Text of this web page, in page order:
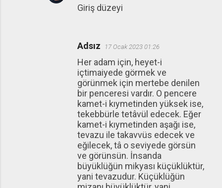
Giriş düzeyi
Adsız 17 Ocak 2023 01:26
Her adam için, heyet-i
içtimaiyede görmek ve
görünmek için mertebe denilen
bir penceresi vardır. O pencere
kamet-i kıymetinden yüksek ise,
tekebbürle tetâvül edecek. Eğer
kamet-i kıymetinden aşağı ise,
tevazu ile takavvüs edecek ve
eğilecek, tâ o seviyede görsün
ve görünsün. İnsanda
büyüklüğün mikyası küçüklüktür,
yani tevazudur. Küçüklüğün